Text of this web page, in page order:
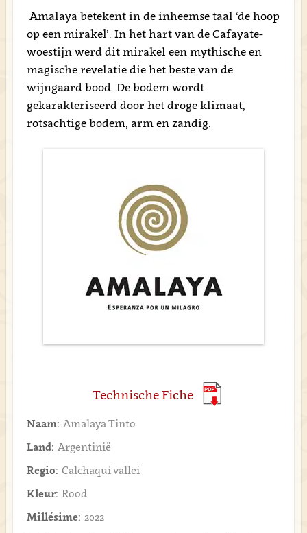
Amalaya betekent in de inheemse taal ‘de hoop
op een mirakel’. In het hart van de Cafayate-
woestijn werd dit mirakel een mythische en
magische revelatie die het beste van de
wijngaard bood. De bodem wordt
gekarakteriseerd door het droge klimaat,
rotsachtige bodem, arm en zandig.
Technische Fiche
Naam: Amalaya Tinto
Land: Argentinië
Regio: Calchaquí vallei
Kleur: Rood
Millésime: 2022